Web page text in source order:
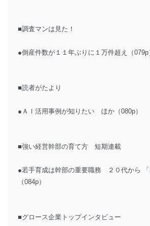
■調査マンは見た！
●倒産件数が１１年ぶりに１万件超え（079p
■読者がたより
●ＡＩ活用事例が知りたい ほか（080p）
■強い経営幹部の育て方 短期連載
●若手育成は幹部の重要職務 ２０代から
（084p）
■グロース企業トップインタビュー